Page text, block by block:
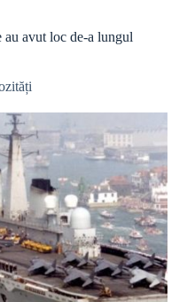
au avut loc de-a lungul